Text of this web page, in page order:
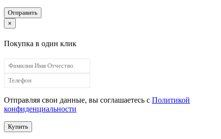
Отправить
×
Покупка в один клик
Отправляя свои данные, вы соглашаетесь с Политикой
конфиденциальности
Купить